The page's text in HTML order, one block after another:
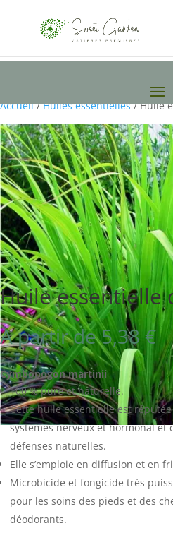
Accueil/Huiles essentielles/ Huile
Huile essentielle
A partir de5,38€
Cymbopogon martinii
100 % pure et naturelle.
Cette huile essentielle est
systèmes nerveux et hormonal et
défenses naturelles.
Elle s’emploie en diffusion et en
Microbicide et fongicide très
pour les soins des pieds et des
déodorants.